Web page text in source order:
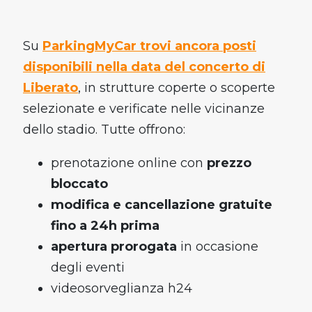
Su ParkingMyCar trovi ancora posti
disponibili nella data del concerto di
Liberato, in strutture coperte o scoperte
selezionate e verificate nelle vicinanze
dello stadio. Tutte offrono:
prenotazione online con prezzo
bloccato
modifica e cancellazione gratuite
fino a 24h prima
apertura prorogata in occasione
degli eventi
videosorveglianza h24